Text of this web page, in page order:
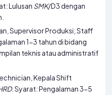
Lulusan SMK/D3 dengan
Supervisor Produksi, Staff
1-3 tahun di bidang
teknis atau administratif
Kepala Shift
. Syarat: Pengalaman 3-5